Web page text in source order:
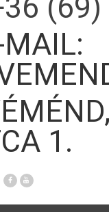
MAIL:
1.